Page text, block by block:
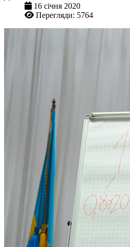
16 січня 2020
Перегляди: 5764